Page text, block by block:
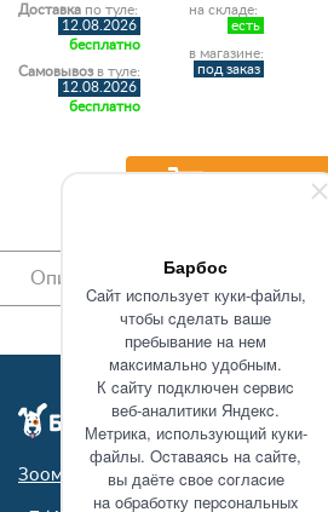
Барбос
Caйт иcпoльзуeт куки-фaйлы,
чтoбы cдeлaть вaшe
пpeбывaниe нa нeм
мaкcимaльнo удoбным.
К caйту пoдключeн cepвиc
вeб-aнaлитики Яндeкc.
Мeтpикa, иcпoльзующий куки-
фaйлы. Ocтaвaяcь нa caйтe,
вы дaётe cвoe coглacиe
нa oбpaбoтку пepcoнaльныx
на складе:
есть
в магазине:
под заказ
Доставка по туле:
12.08.2026
бесплатно
Самовывозв туле:
12.08.2026
бесплатно
В корзину
Описание
Зоомагазин в Туле